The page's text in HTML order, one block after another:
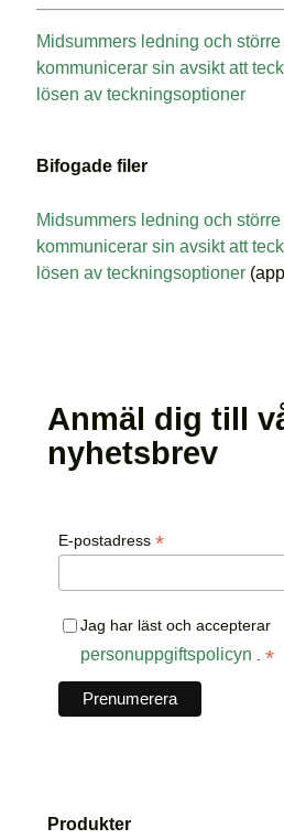
Midsummers ledning och
kommunicerar sin avsikt att
lösen av teckningsoptioner
Bifogade filer
Midsummers ledning och
kommunicerar sin avsikt att
lösen av teckningsoptioner
Anmäl dig till
nyhetsbrev
E-postadress *
Jag har läst och accepterar
personuppgiftspolicyn . *
Produkter